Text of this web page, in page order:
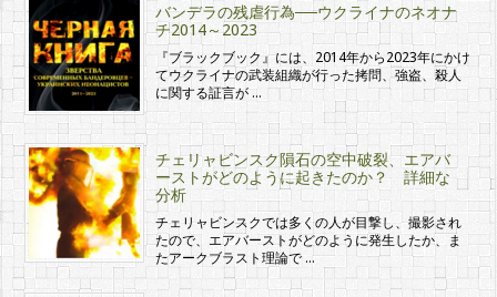
バンデラの残虐行為──ウクライナのネオナ
チ2014～2023
『ブラックブック』には、2014年から2023年にかけ
てウクライナの武装組織が行った拷問、強盗、殺人
に関する証言が …
チェリャビンスク隕石の空中破裂、エアバ
ーストがどのように起きたのか？ 詳細な
分析
チェリャビンスクでは多くの人が目撃し、撮影され
たので、エアバーストがどのように発生したか、ま
たアークブラスト理論で …